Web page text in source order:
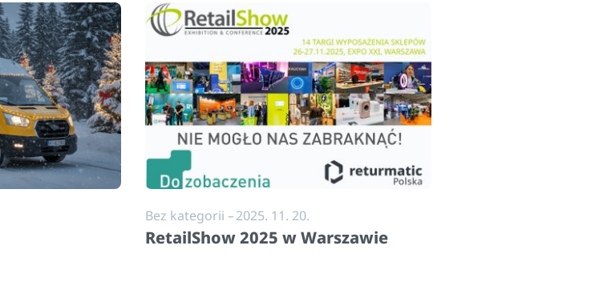
Bez kategorii –2025. 11. 20.
RetailShow 2025 w Warszawie